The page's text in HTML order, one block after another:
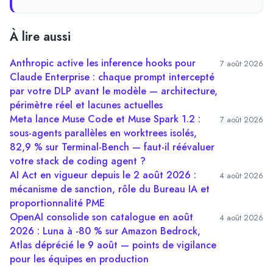
À lire aussi
Anthropic active les inference hooks pour
Claude Enterprise : chaque prompt intercepté
par votre DLP avant le modèle — architecture,
périmètre réel et lacunes actuelles
7 août 2026
Meta lance Muse Code et Muse Spark 1.2 :
sous-agents parallèles en worktrees isolés,
82,9 % sur Terminal-Bench — faut-il réévaluer
votre stack de coding agent ?
7 août 2026
AI Act en vigueur depuis le 2 août 2026 :
mécanisme de sanction, rôle du Bureau IA et
proportionnalité PME
4 août 2026
OpenAI consolide son catalogue en août
2026 : Luna à -80 % sur Amazon Bedrock,
Atlas déprécié le 9 août — points de vigilance
pour les équipes en production
4 août 2026